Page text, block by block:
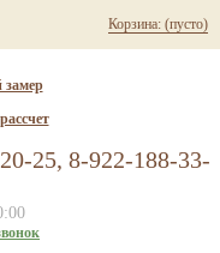
Корзина: (пусто)
замер
25, 8-922-188-33-